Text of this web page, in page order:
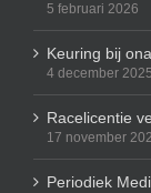
5 februari 2026
Keuring bij
4 december 2025
Racelicentie
17 november
Periodiek